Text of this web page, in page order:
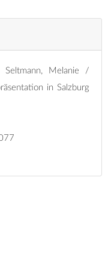
Melanie /
in Salzburg